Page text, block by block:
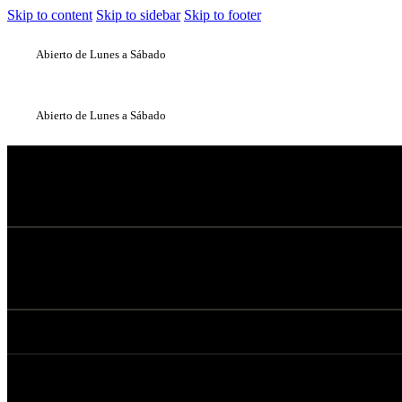
Skip to content Skip to sidebar Skip to footer
Abierto de Lunes a Sábado
Abierto de Lunes a Sábado